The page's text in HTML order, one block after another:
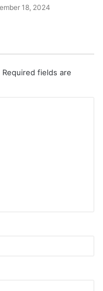
18, 2024
Required fields are